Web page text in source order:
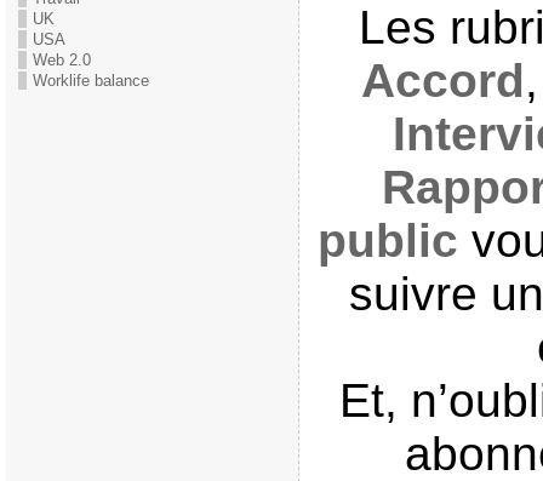
UK
USA
Web 2.0
Worklife balance
Les
Accord
public
suivre
Et,